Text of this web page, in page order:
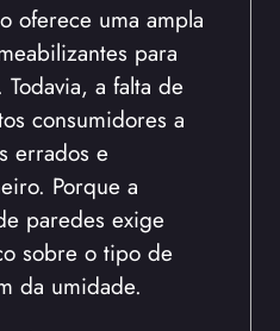
oferece uma ampla
para
a falta de
consumidores a
errados e
Porque a
paredes exige
sobre o tipo de
da umidade.